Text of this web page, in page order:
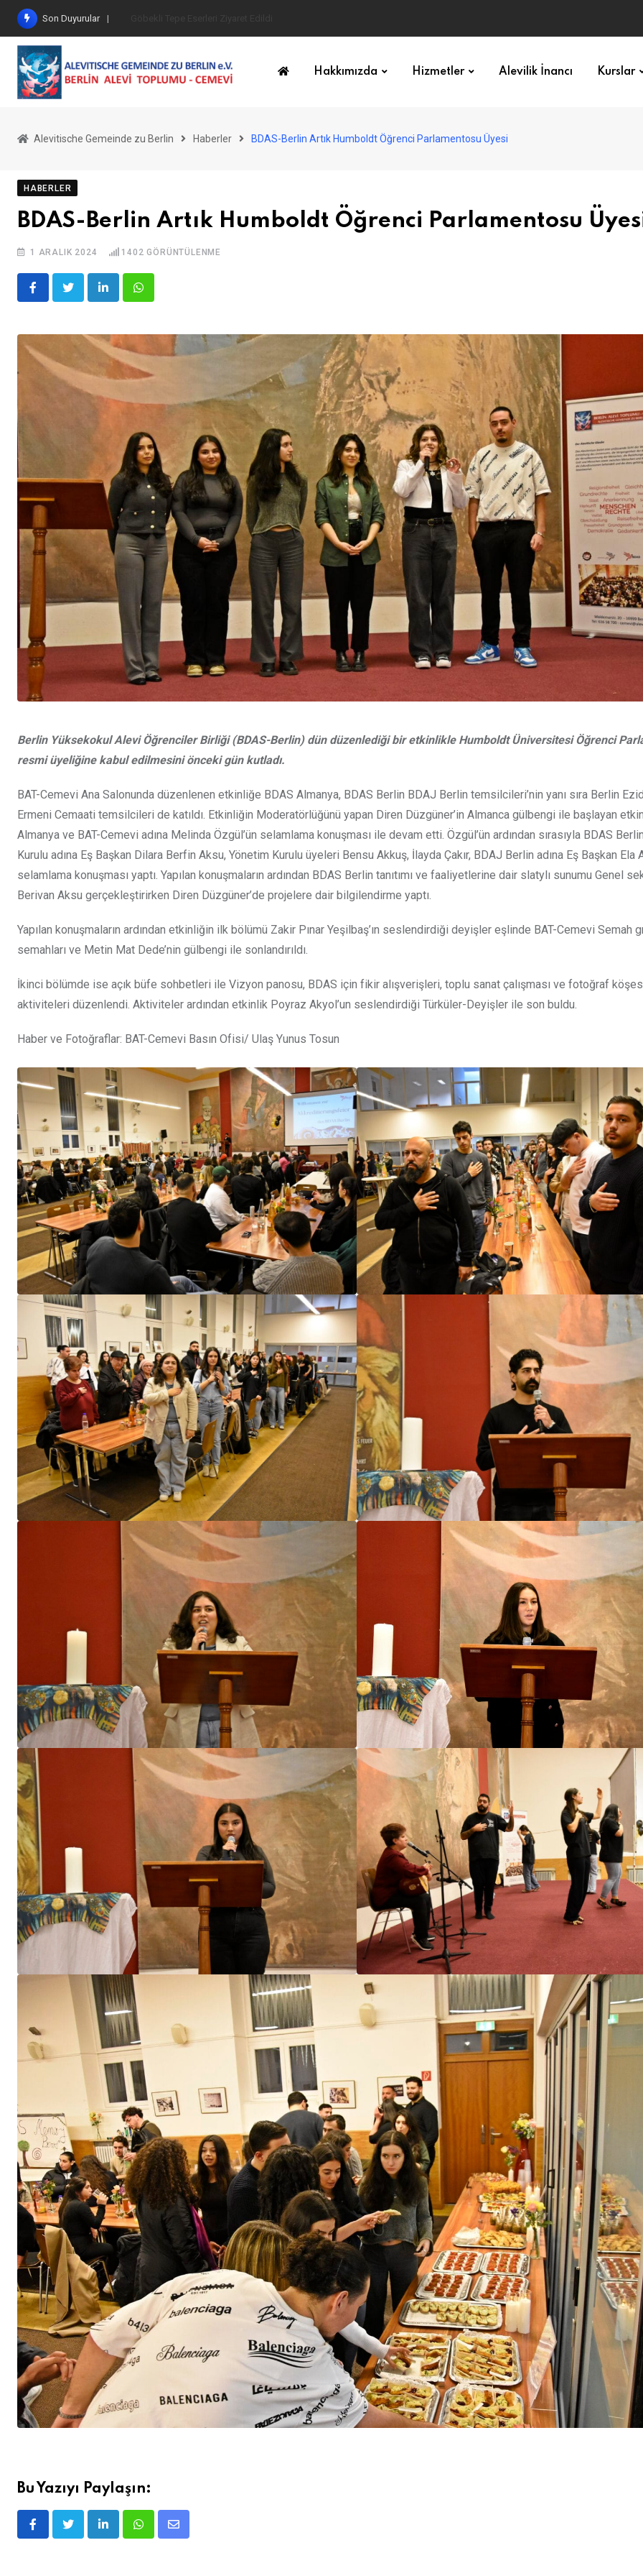
İçeriğe
Son Duyurular
Hakkımızda Hizmetler Alevilik İnancı Kurslar
Alevitische Gemeinde zu Berlin Haberler BDAS-Berlin Artık Humboldt Öğrenci Parlamentosu Üyesi
HABERLER
BDAS-Berlin Artık Humboldt Öğrenci Parlamentosu
1 ARALIK 2024 1402 GÖRÜNTÜLENME
LinkedInWhatsapp
Berlin Yüksekokul Alevi Öğrenciler Birliği (BDAS-Berlin) dün düzenlediği bir etkinlikle Humboldt Üniversitesi Öğrenci
resmi üyeliğine kabul edilmesini önceki gün kutladı.
BAT-Cemevi Ana Salonunda düzenlenen etkinliğe BDAS Almanya, BDAS Berlin BDAJ Berlin temsilcileri’nin yanı sıra Berlin
Ermeni Cemaati temsilcileri de katıldı. Etkinliğin Moderatörlüğünü yapan Diren Düzgüner’in Almanca gülbengi ile başlayan
Almanya ve BAT-Cemevi adına Melinda Özgül’ün selamlama konuşması ile devam etti. Özgül’ün ardından sırasıyla BDAS
Kurulu adına Eş Başkan Dilara Berfin Aksu, Yönetim Kurulu üyeleri Bensu Akkuş, İlayda Çakır, BDAJ Berlin adına Eş Başkan Ela
selamlama konuşması yaptı. Yapılan konuşmaların ardından BDAS Berlin tanıtımı ve faaliyetlerine dair slatylı sunumu Genel
Berivan Aksu gerçekleştirirken Diren Düzgüner’de projelere dair bilgilendirme yaptı.
Yapılan konuşmaların ardından etkinliğin ilk bölümü Zakir Pınar Yeşilbaş’ın seslendirdiği deyişler eşlinde BAT-Cemevi Semah
semahları ve Metin Mat Dede’nin gülbengi ile sonlandırıldı.
İkinci bölümde ise açık büfe sohbetleri ile Vizyon panosu, BDAS için fikir alışverişleri, toplu sanat çalışması ve fotoğraf
aktiviteleri düzenlendi. Aktiviteler ardından etkinlik Poyraz Akyol’un seslendirdiği Türküler-Deyişler ile son buldu.
Haber ve Fotoğraflar: BAT-Cemevi Basın Ofisi/ Ulaş Yunus Tosun
Bu Yazıyı Paylaşın:
LinkedInWhatsapp
E-